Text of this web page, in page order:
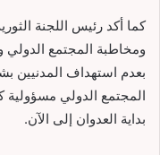
كما أكد رئيس اللجنة
ومخاطبة المجتمع الدولي
بعدم استهداف المدنيين
المجتمع الدولي
بداية العدوان إلى الآن.